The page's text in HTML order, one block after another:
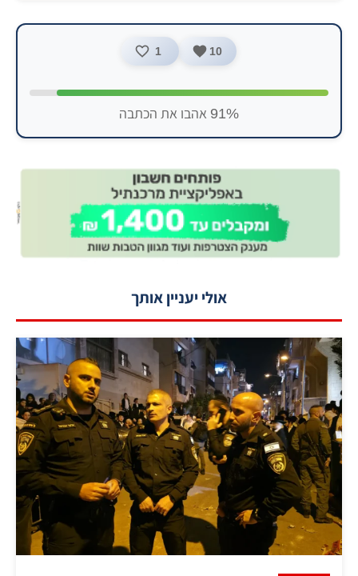
10
1
91% אהבו את הכתבה
אולי יעניין אותך